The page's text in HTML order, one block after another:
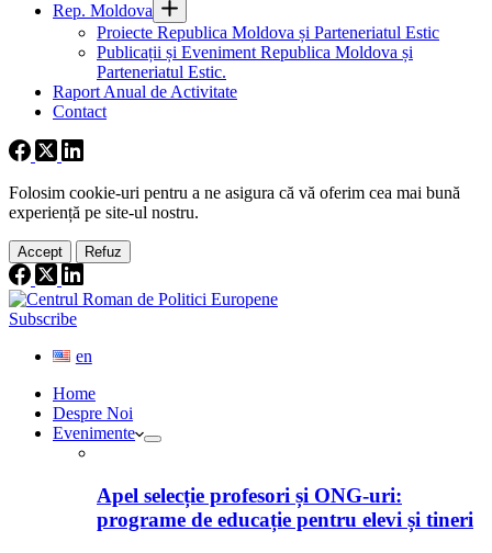
Rep. Moldova
Proiecte Republica Moldova și Parteneriatul Estic
Publicații și Eveniment Republica Moldova și
Parteneriatul Estic.
Raport Anual de Activitate
Contact
Folosim cookie-uri pentru a ne asigura că vă oferim cea mai bună
experiență pe site-ul nostru.
Accept Refuz
Subscribe
en
Home
Despre Noi
Evenimente
Apel selecție profesori și ONG-uri:
programe de educație pentru elevi și tineri